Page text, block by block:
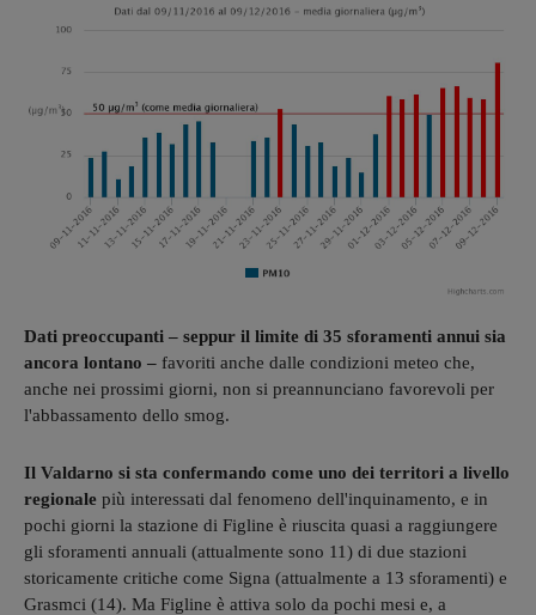
Dati preoccupanti – seppur il limite di 35 sforamenti annui sia
ancora lontano – favoriti anche dalle condizioni meteo che,
anche nei prossimi giorni, non si preannunciano favorevoli per
l'abbassamento dello smog.
Il Valdarno si sta confermando come uno dei territori a livello
regionale più interessati dal fenomeno dell'inquinamento, e in
pochi giorni la stazione di Figline è riuscita quasi a raggiungere
gli sforamenti annuali (attualmente sono 11) di due stazioni
storicamente critiche come Signa (attualmente a 13 sforamenti) e
Grasmci (14). Ma Figline è attiva solo da pochi mesi e, a